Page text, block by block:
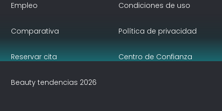
Empleo
Comparativa
Reservar cita
Beauty tendencias 2026
Condiciones de uso
Política de privacidad
Centro de Confianza